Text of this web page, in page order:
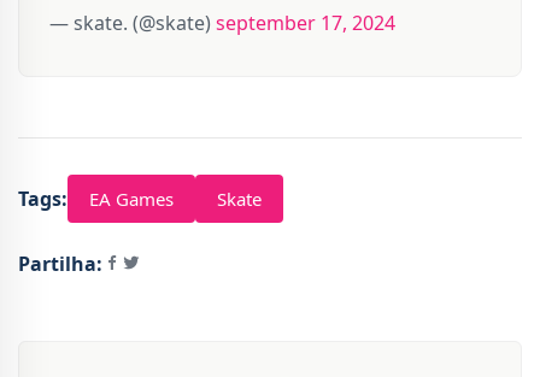
— skate. (@skate) september 17, 2024
Tags: EA Games Skate
Partilha: